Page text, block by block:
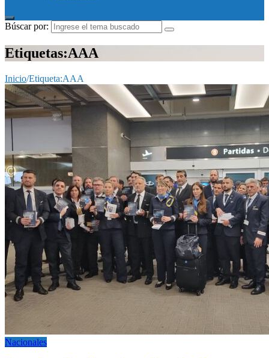
Búscar por:
Etiquetas:AAA
Inicio/Etiqueta:AAA
Nacionales